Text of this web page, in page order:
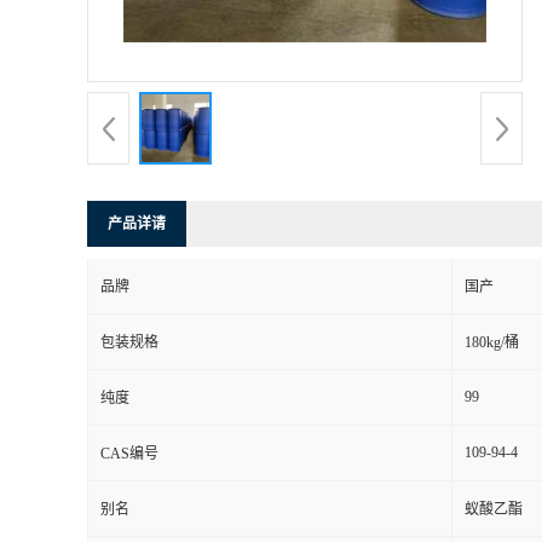
产品详请
品牌 国产
包装规格 180kg/桶
纯度 99
CAS编号 109-94-4
别名 蚁酸乙酯